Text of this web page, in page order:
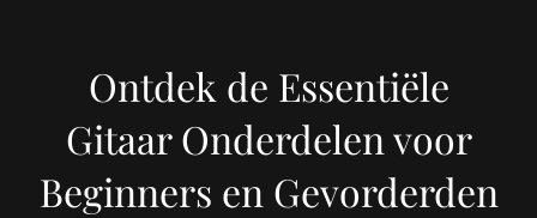
Ontdek de Essentiële
Gitaar Onderdelen voor
Beginners en Gevorderden